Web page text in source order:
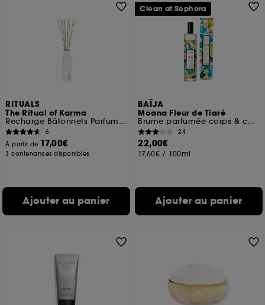
RITUALS
The Ritual of Karma
Recharge Bâtonnets Parfumés
6
À partir de 17,00€
3 contenances disponibles
Ajouter au panier
BAÏJA
Moana Fleur de Tiaré
Brume parfumée corps & cheveux
24
22,00€
17,60€ / 100ml
Ajouter au panier
Clean at Sephora